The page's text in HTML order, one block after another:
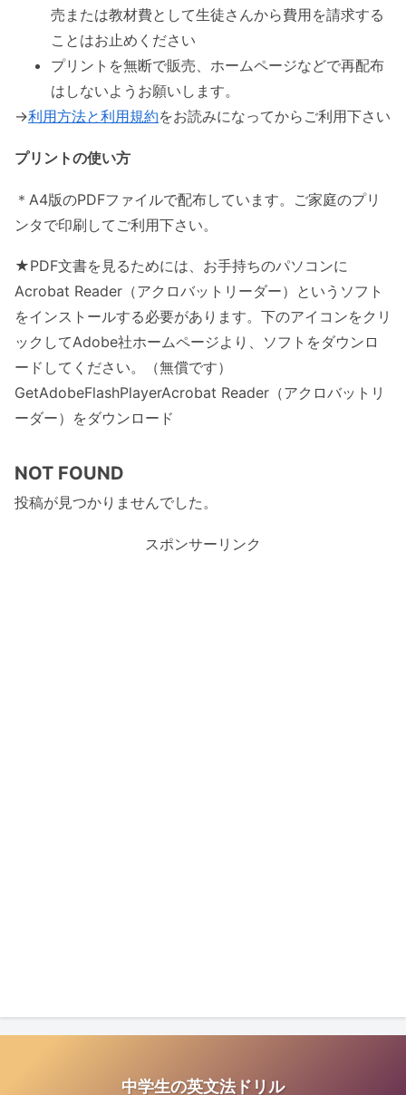
売または教材費として生徒さんから費用を請求する
ことはお止めください
プリントを無断で販売、ホームページなどで再配布
はしないようお願いします。
→利用方法と利用規約をお読みになってからご利用下さい
プリントの使い方
＊A4版のPDFファイルで配布しています。ご家庭のプリ
ンタで印刷してご利用下さい。
★PDF文書を見るためには、お手持ちのパソコンに
Acrobat Reader（アクロバットリーダー）というソフト
をインストールする必要があります。下のアイコンをクリ
ックしてAdobe社ホームページより、ソフトをダウンロ
ードしてください。（無償です）
GetAdobeFlashPlayerAcrobat Reader（アクロバットリ
ーダー）をダウンロード
NOT FOUND
投稿が見つかりませんでした。
スポンサーリンク
中学生の英文法ドリル